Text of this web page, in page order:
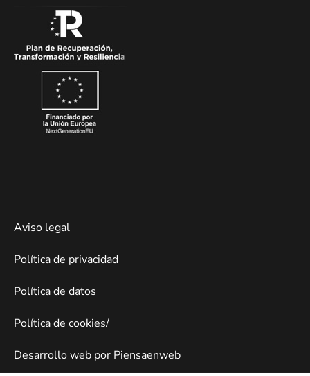
Aviso legal
Política de privacidad
Política de datos
Política de cookies/
Desarrollo web por Piensaenweb